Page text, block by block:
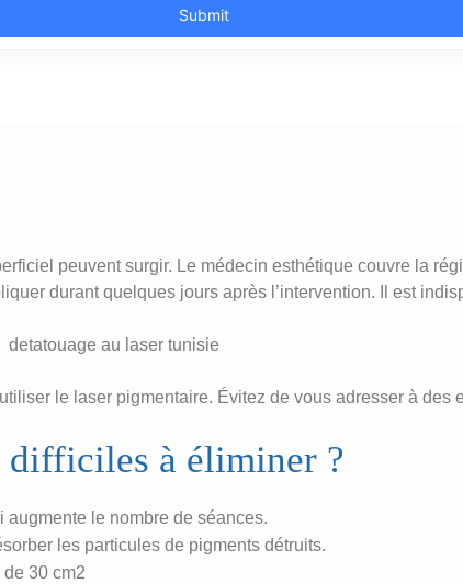
peuvent surgir. Le médecin esthétique couvre la
durant quelques jours après l’intervention. Il est
le laser pigmentaire. Évitez de vous adresser à des
difficiles à éliminer ?
le nombre de séances.
les particules de pigments détruits.
30 cm2